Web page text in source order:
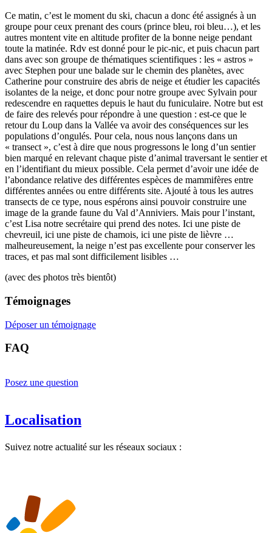
Ce matin, c’est le moment du ski, chacun a donc été assignés à un
groupe pour ceux prenant des cours (prince bleu, roi bleu…), et les
autres montent vite en altitude profiter de la bonne neige pendant
toute la matinée. Rdv est donné pour le pic-nic, et puis chacun part
dans avec son groupe de thématiques scientifiques : les « astros »
avec Stephen pour une balade sur le chemin des planètes, avec
Catherine pour construire des abris de neige et étudier les capacités
isolantes de la neige, et donc pour notre groupe avec Sylvain pour
redescendre en raquettes depuis le haut du funiculaire. Notre but est
de faire des relevés pour répondre à une question : est-ce que le
retour du Loup dans la Vallée va avoir des conséquences sur les
populations d’ongulés. Pour cela, nous nous lançons dans un
« transect », c’est à dire que nous progressons le long d’un sentier
bien marqué en relevant chaque piste d’animal traversant le sentier et
en l’identifiant du mieux possible. Cela permet d’avoir une idée de
l’abondance relative des différentes espèces de mammifères entre
différentes années ou entre différents site. Ajouté à tous les autres
transects de ce type, nous espérons ainsi pouvoir construire une
image de la grande faune du Val d’Anniviers. Mais pour l’instant,
c’est Lisa notre secrétaire qui prend des notes. Ici une piste de
chevreuil, ici une piste de chamois, ici une piste de lièvre …
malheureusement, la neige n’est pas excellente pour conserver les
traces, et pas mal sont difficilement lisibles …
(avec des photos très bientôt)
Témoignages
Déposer un témoignage
FAQ
Posez une question
Localisation
Suivez notre actualité sur les réseaux sociaux :